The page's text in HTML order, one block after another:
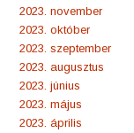
2023. november
2023. október
2023. szeptember
2023. augusztus
2023. június
2023. május
2023. április